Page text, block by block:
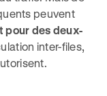
peuvent
pour des deux-
inter-files,